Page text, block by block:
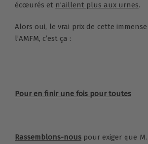
écœurés et n’aillent plus aux urnes.
Alors oui, le vrai prix de cette
l’AMFM, c’est ça :
Pour en finir une fois pour toutes
Rassemblons-nous pour exiger que